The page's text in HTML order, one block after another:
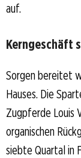
auf.
Kerngeschäft
Sorgen bereitet
Hauses. Die
Zugpferde Louis
organischen
siebte Quartal in